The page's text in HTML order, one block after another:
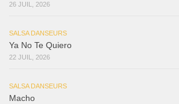
26 JUIL, 2026
SALSA DANSEURS
Ya No Te Quiero
22 JUIL, 2026
SALSA DANSEURS
Macho